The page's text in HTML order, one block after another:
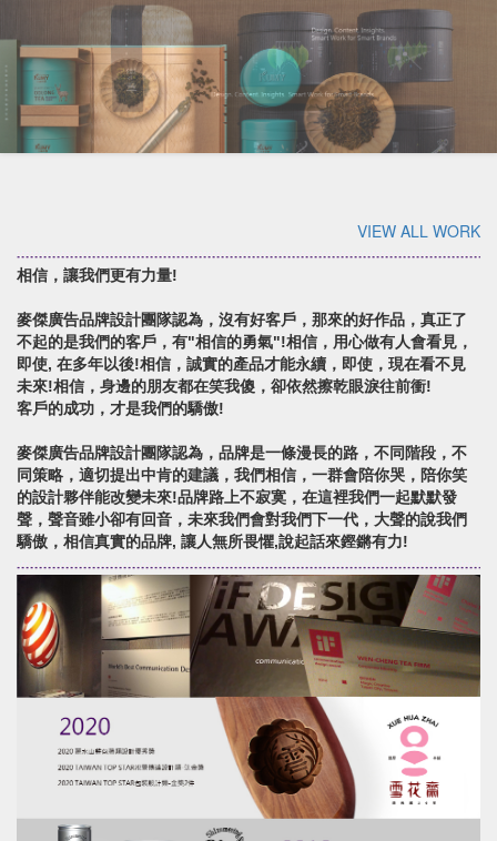
VIEW ALL WORK
相信，讓我們更有力量!
麥傑廣告品牌設計團隊認為，沒有好客戶，那來的好作品，真正了
不起的是我們的客戶，有"相信的勇氣"!相信，用心做有人會看見，
即使, 在多年以後!相信，誠實的產品才能永續，即使，現在看不見
未來!相信，身邊的朋友都在笑我傻，卻依然擦乾眼淚往前衝!
客戶的成功，才是我們的驕傲!
麥傑廣告品牌設計團隊認為，品牌是一條漫長的路，不同階段，不
同策略，適切提出中肯的建議，我們相信，一群會陪你哭，陪你笑
的設計夥伴能改變未來!品牌路上不寂寞，在這裡我們一起默默發
聲，聲音雖小卻有回音，未來我們會對我們下一代，大聲的說我們
驕傲，相信真實的品牌, 讓人無所畏懼,說起話來鏗鏘有力!